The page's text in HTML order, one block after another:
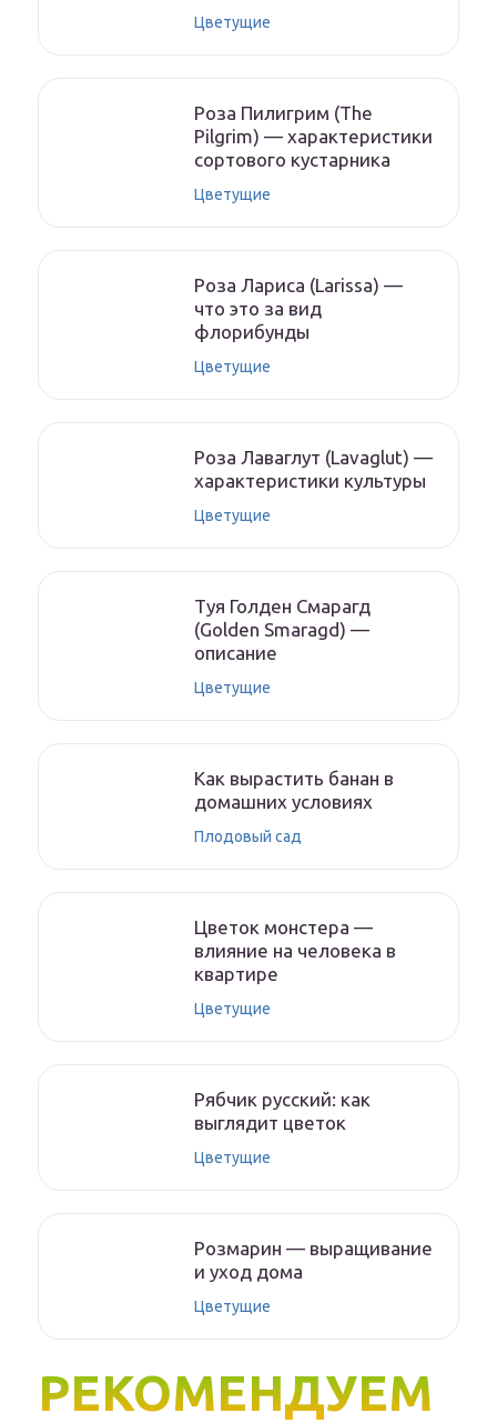
Цветущие
Роза Пилигрим (The
Pilgrim) — характеристики
сортового кустарника
Цветущие
Роза Лариса (Larissa) —
что это за вид
флорибунды
Цветущие
Роза Лаваглут (Lavaglut) —
характеристики культуры
Цветущие
Туя Голден Смарагд
(Golden Smaragd) —
описание
Цветущие
Как вырастить банан в
домашних условиях
Плодовый сад
Цветок монстера —
влияние на человека в
квартире
Цветущие
Рябчик русский: как
выглядит цветок
Цветущие
Розмарин — выращивание
и уход дома
Цветущие
РЕКОМЕНДУЕМ